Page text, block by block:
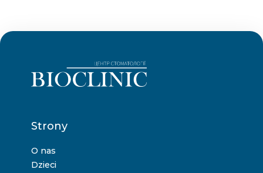
Strony
O nas
Dzieci